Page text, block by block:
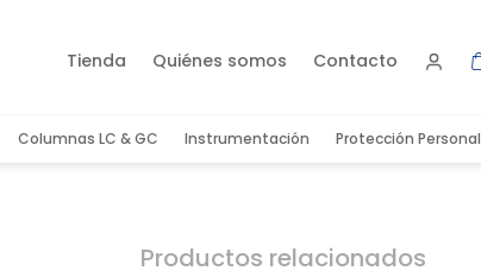
Tienda Quiénes somos Contacto
Columnas LC & GC Instrumentación Protección Personal
Productos relacionados